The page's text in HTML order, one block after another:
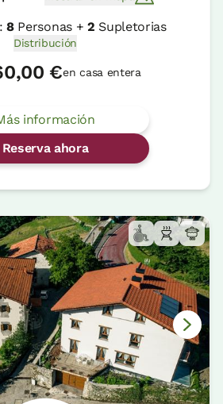
8Personas + 2 Supletorias
Distribución
€en casa entera
información
Reserva ahora